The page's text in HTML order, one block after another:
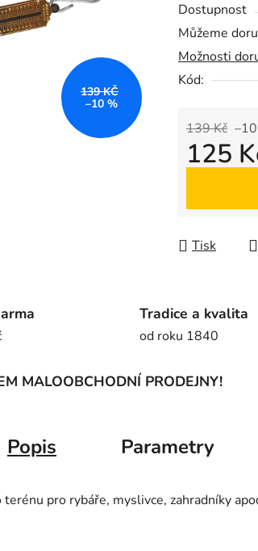
je
0,0
z
5
Dostupnost
Můžeme
Možnosti
Kód:
139 Kč
125
Tisk
139 KČ
–10 %
Tradice a kvalita
od roku 1840
MALOOBCHODNÍ PRODEJNY!
Popis Parametry
terénu pro rybáře, myslivce, zahradníky